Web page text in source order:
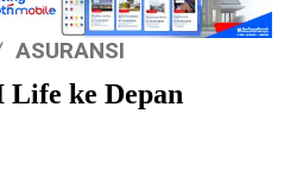
ASURANSI
ke Depan